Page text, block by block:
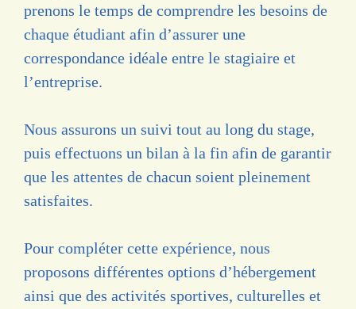
prenons le temps de comprendre les besoins de
chaque étudiant afin d’assurer une
correspondance idéale entre le stagiaire et
l’entreprise.
Nous assurons un suivi tout au long du stage,
puis effectuons un bilan à la fin afin de garantir
que les attentes de chacun soient pleinement
satisfaites.
Pour compléter cette expérience, nous
proposons différentes options d’hébergement
ainsi que des activités sportives, culturelles et